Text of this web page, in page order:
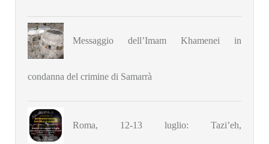
Messaggio dell’Imam Khamenei in
condanna del crimine di Samarrà
Roma, 12-13 luglio: Tazi’eh,